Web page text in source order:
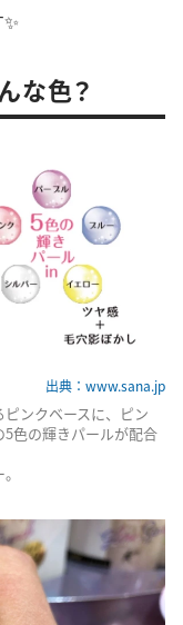
な色？
出典：www.sana.jp
ンクベースに、ピン
色の輝きパールが配合